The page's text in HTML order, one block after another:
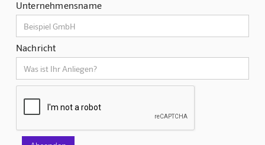
Unternehmensname
Nachricht